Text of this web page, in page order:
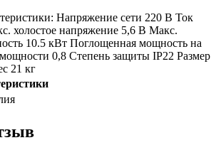
Напряжение сети 220 В Ток
холостое напряжение 5,6 В Макс.
10.5 кВт Поглощенная мощность на
0,8 Степень защиты IP22 Размер
21 кг